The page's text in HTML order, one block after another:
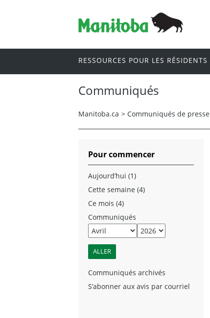
RESSOURCES POUR LES RÉSIDENTS
Communiqués
Manitoba.ca > Communiqués de presse
Pour commencer
Aujourd’hui (1)
Cette semaine (4)
Ce mois (4)
Communiqués
Communiqués archivés
S’abonner aux avis par courriel